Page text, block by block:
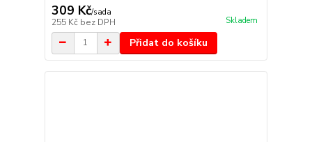
309 Kč/sada
255 Kč bez DPH Skladem
Přidat do košíku